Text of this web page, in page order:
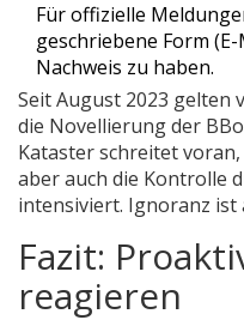
Für offizielle
geschriebene Form
Nachweis zu haben.
Seit August 2023 gelten
die Novellierung der
Kataster schreitet
aber auch die Kontrolle
intensiviert. Ignoranz ist
Fazit:
reagieren